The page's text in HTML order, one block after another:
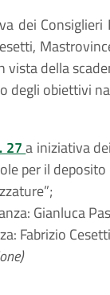
dei Consiglieri
vista della
degli obiettivi
27a iniziativa
per il
Gianluca
Fabrizio Cesetti